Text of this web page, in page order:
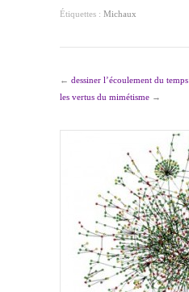
Étiquettes : Michaux
← dessiner l’écoulement du temps
les vertus du mimétisme →